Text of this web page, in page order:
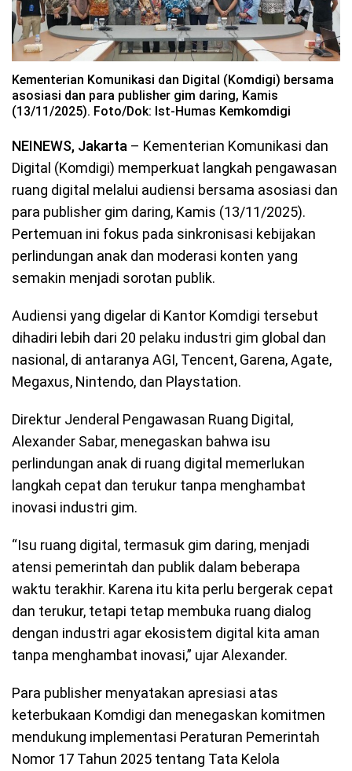
Kementerian Komunikasi dan Digital (Komdigi) bersama
asosiasi dan para publisher gim daring, Kamis
(13/11/2025). Foto/Dok: Ist-Humas Kemkomdigi
NEINEWS, Jakarta – Kementerian Komunikasi dan
Digital (Komdigi) memperkuat langkah pengawasan
ruang digital melalui audiensi bersama asosiasi dan
para publisher gim daring, Kamis (13/11/2025).
Pertemuan ini fokus pada sinkronisasi kebijakan
perlindungan anak dan moderasi konten yang
semakin menjadi sorotan publik.
Audiensi yang digelar di Kantor Komdigi tersebut
dihadiri lebih dari 20 pelaku industri gim global dan
nasional, di antaranya AGI, Tencent, Garena, Agate,
Megaxus, Nintendo, dan Playstation.
Direktur Jenderal Pengawasan Ruang Digital,
Alexander Sabar, menegaskan bahwa isu
perlindungan anak di ruang digital memerlukan
langkah cepat dan terukur tanpa menghambat
inovasi industri gim.
“Isu ruang digital, termasuk gim daring, menjadi
atensi pemerintah dan publik dalam beberapa
waktu terakhir. Karena itu kita perlu bergerak cepat
dan terukur, tetapi tetap membuka ruang dialog
dengan industri agar ekosistem digital kita aman
tanpa menghambat inovasi,” ujar Alexander.
Para publisher menyatakan apresiasi atas
keterbukaan Komdigi dan menegaskan komitmen
mendukung implementasi Peraturan Pemerintah
Nomor 17 Tahun 2025 tentang Tata Kelola